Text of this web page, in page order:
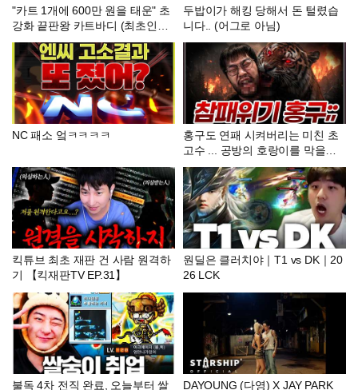
"카트 1개에 600만 원을 태운" 초
강화 끝판왕 카트바디 (최초인
듯..)
두밥이가 해킹 당해서 돈 털렸습
니다.. (어그로 아님)
NC 패소 엌ㅋㅋㅋㅋ
홍구도 연패 시켜버리는 미친 초
고수 ... 공방의 호랑이를 막을수
가 없는데;;
킥튜브 최초 재판 건 사람 원격하
기 【킥재판TV EP.31】
원딜은 클러치야｜T1 vs DK｜20
26 LCK
불독 4차 전직 완료, 오늘부터 쌀 DAYOUNG (다영) X JAY PARK